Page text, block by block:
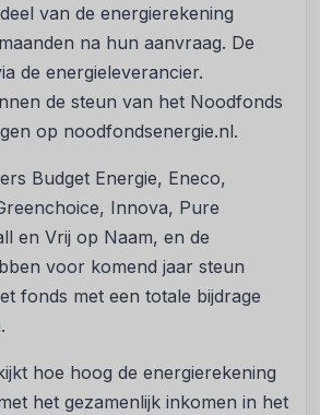
van de energierekening
na hun aanvraag. De
de energieleverancier.
de steun van het Noodfonds
op noodfondsenergie.nl.
Budget Energie, Eneco,
Innova, Pure
en Vrij op Naam, en de
voor komend jaar steun
fonds met een totale bijdrage
hoe hoog de energierekening
het gezamenlijk inkomen in het